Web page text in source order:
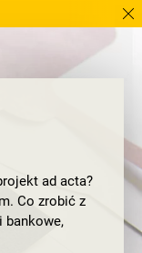
ad acta?
Co zrobić z
bankowe,
miejsca na